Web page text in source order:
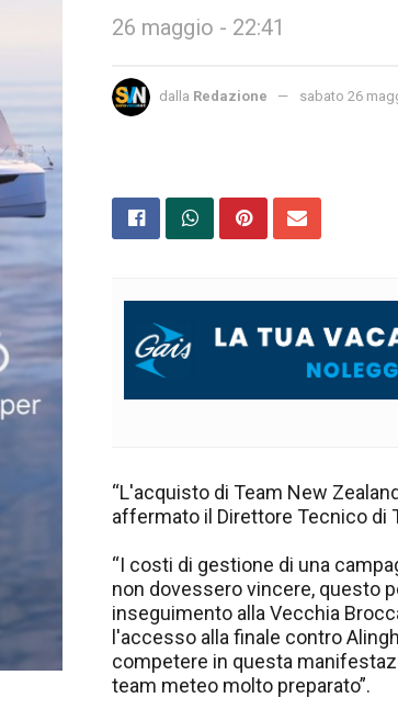
26 maggio - 22:41
dalla Redazione sabato 26
“L'acquisto di Team New
affermato il Direttore Tecnico di
“I costi di gestione di una
non dovessero vincere, questo
inseguimento alla Vecchia
l'accesso alla finale contro
competere in questa
team meteo molto preparato”.